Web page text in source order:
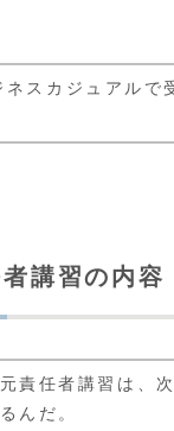
スカジュアルで
講習の内容
責任者講習は、
んだ。